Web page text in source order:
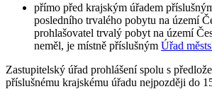
přímo před krajským úřadem
posledního trvalého pobytu na území
prohlašovatel trvalý pobyt na území
neměl, je místně příslušným Úřad
Zastupitelský úřad prohlášení spolu s
příslušnému krajskému úřadu nejpozději do